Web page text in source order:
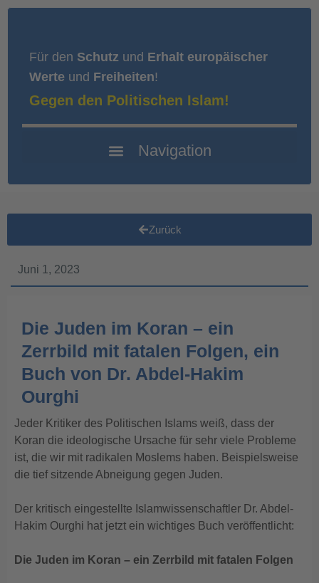
Für den Schutz und Erhalt europäischer
Werte und Freiheiten!
Gegen den Politischen Islam!
Zurück
Juni 1, 2023
Die Juden im Koran – ein
Zerrbild mit fatalen Folgen, ein
Buch von Dr. Abdel-Hakim
Ourghi
Jeder Kritiker des Politischen Islams weiß, dass der
Koran die ideologische Ursache für sehr viele Probleme
ist, die wir mit radikalen Moslems haben. Beispielsweise
die tief sitzende Abneigung gegen Juden.
Der kritisch eingestellte Islamwissenschaftler Dr. Abdel-
Hakim Ourghi hat jetzt ein wichtiges Buch veröffentlicht:
Die Juden im Koran – ein Zerrbild mit fatalen Folgen